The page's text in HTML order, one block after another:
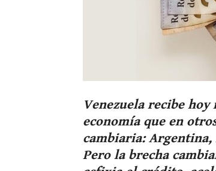
Venezuela recibe hoy
economía que en
cambiaria: Argentina,
Pero la brecha